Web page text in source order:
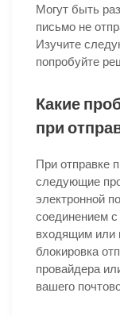
Могут быть
письмо не
Изучите
попробуйте
Какие
при
При отправке
следующие
электронной
соединением
входящим или
блокировка
провайдера
вашего